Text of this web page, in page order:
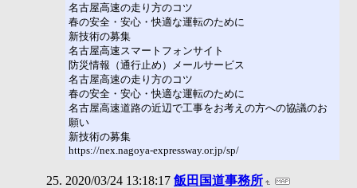
名古屋高速の走り方のコツ
春の安全・安心・快適な運転のために
新技術の募集
名古屋高速スマートフォンサイト
防災情報（通行止め）メールサービス
名古屋高速の走り方のコツ
春の安全・安心・快適な運転のために
名古屋高速道路の近辺で工事をお考えの方への協議のお
願い
新技術の募集
https://nex.nagoya-expressway.or.jp/sp/
2020/03/24 13:18:17 飯田国道事務所